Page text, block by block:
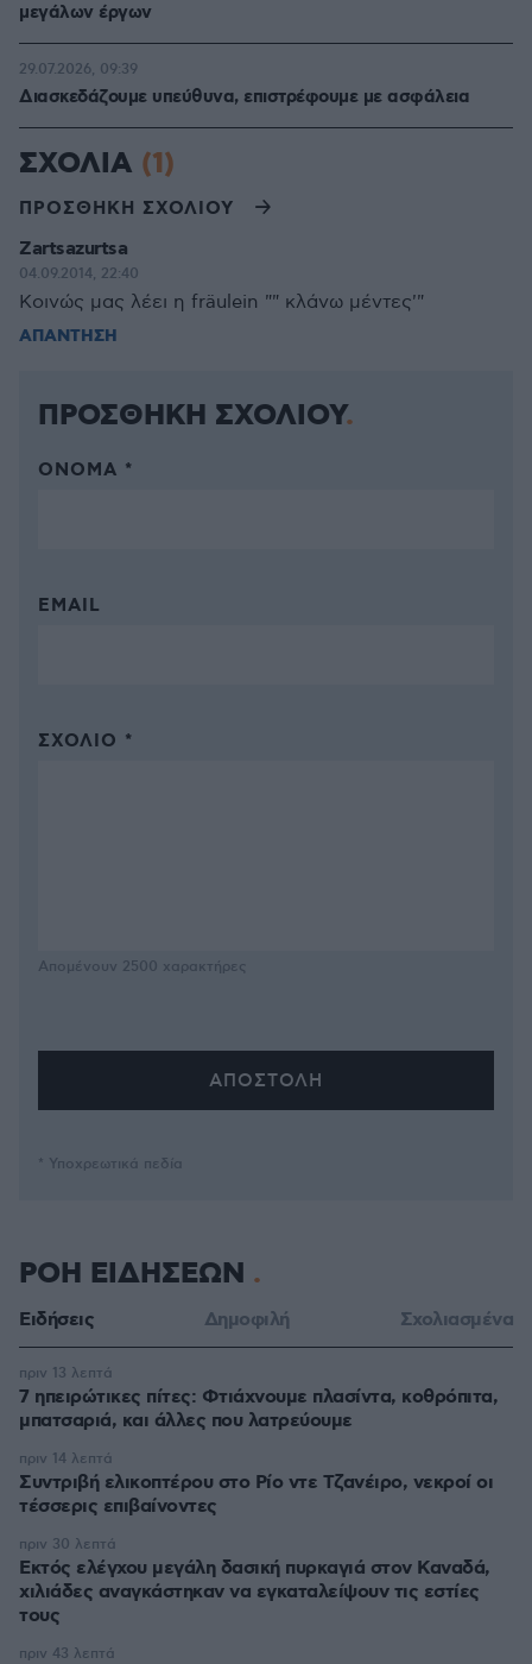
μεγάλων έργων
Διασκεδάζουμε υπεύθυνα, επιστρέφουμε με ασφάλεια
29.07.2026, 09:39
ΣΧΟΛΙΑ (1)
ΠΡΟΣΘΗΚΗ ΣΧΟΛΙΟΥ
Zartsazurtsa
04.09.2014, 22:40
Κοινώς μας λέει η fräulein "" κλάνω μέντες'"
ΑΠΑΝΤΗΣΗ
ΠΡΟΣΘΗΚΗ ΣΧΟΛΙΟΥ
ΌΝΟΜΑ *
EMAIL
ΣΧΌΛΙΟ *
Απομένουν 2500 χαρακτήρες
* Υποχρεωτικά πεδία
ΡΟΗ ΕΙΔΗΣΕΩΝ
Ειδήσεις Δημοφιλή Σχολιασμένα
7 ηπειρώτικες πίτες: Φτιάχνουμε πλασίντα, κοθρόπιτα,
μπατσαριά, και άλλες που λατρεύουμε
πριν 13 λεπτά
Συντριβή ελικοπτέρου στο Ρίο ντε Τζανέιρο, νεκροί οι
τέσσερις επιβαίνοντες
πριν 14 λεπτά
Εκτός ελέγχου μεγάλη δασική πυρκαγιά στον Καναδά,
χιλιάδες αναγκάστηκαν να εγκαταλείψουν τις εστίες
τους
πριν 30 λεπτά
πριν 43 λεπτά